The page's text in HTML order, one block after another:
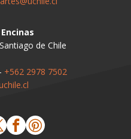
de Chile
+562 2978 7502